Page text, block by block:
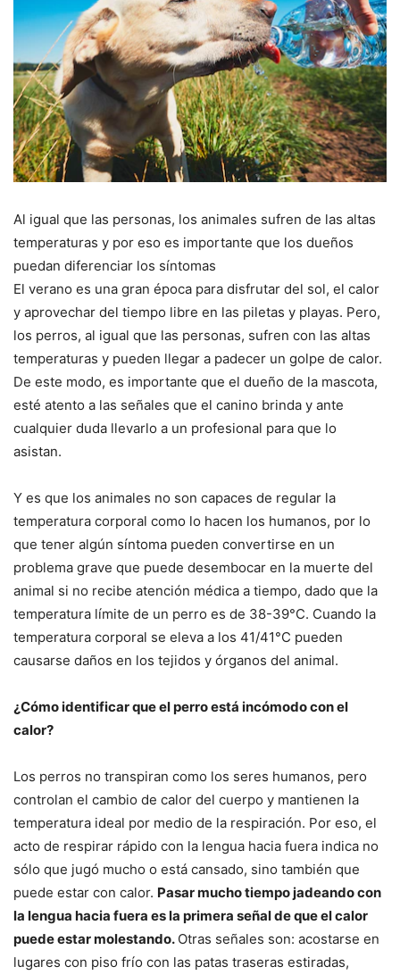
Al igual que las personas, los animales sufren de las altas
temperaturas y por eso es importante que los dueños
puedan diferenciar los síntomas
El verano es una gran época para disfrutar del sol, el calor
y aprovechar del tiempo libre en las piletas y playas. Pero,
los perros, al igual que las personas, sufren con las altas
temperaturas y pueden llegar a padecer un golpe de calor.
De este modo, es importante que el dueño de la mascota,
esté atento a las señales que el canino brinda y ante
cualquier duda llevarlo a un profesional para que lo
asistan.
Y es que los animales no son capaces de regular la
temperatura corporal como lo hacen los humanos, por lo
que tener algún síntoma pueden convertirse en un
problema grave que puede desembocar en la muerte del
animal si no recibe atención médica a tiempo, dado que la
temperatura límite de un perro es de 38-39°C. Cuando la
temperatura corporal se eleva a los 41/41°C pueden
causarse daños en los tejidos y órganos del animal.
¿Cómo identificar que el perro está incómodo con el
calor?
Los perros no transpiran como los seres humanos, pero
controlan el cambio de calor del cuerpo y mantienen la
temperatura ideal por medio de la respiración. Por eso, el
acto de respirar rápido con la lengua hacia fuera indica no
sólo que jugó mucho o está cansado, sino también que
puede estar con calor. Pasar mucho tiempo jadeando con
la lengua hacia fuera es la primera señal de que el calor
puede estar molestando. Otras señales son: acostarse en
lugares con piso frío con las patas traseras estiradas,